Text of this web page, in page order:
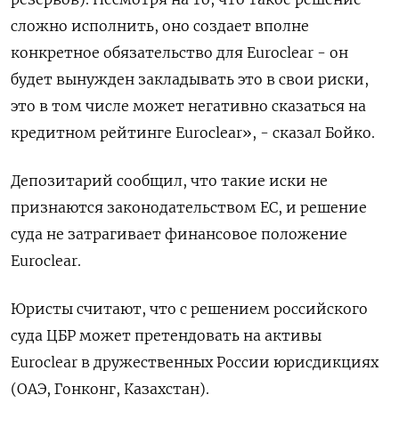
сложно исполнить, оно создает вполне
конкретное обязательство для Euroclear - он
будет вынужден закладывать это в свои риски,
это в том числе может негативно сказаться на
кредитном рейтинге Euroclear», - сказал Бойко.
Депозитарий сообщил, что такие иски не
признаются законодательством ЕС, и решение
суда не затрагивает финансовое положение
Euroclear.
Юристы считают, что с решением российского
суда ЦБР может претендовать на активы
Euroclear в дружественных России юрисдикциях
(ОАЭ, Гонконг, Казахстан).